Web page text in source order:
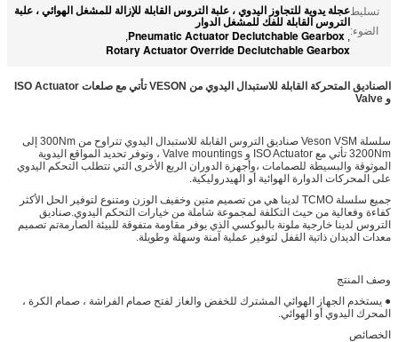
تسليط
الضوء:
عجلة يدوية للتجاوز اليدوي ، علبة التروس القابلة للإزالة للمشغل الهوائي ، علبة
التروس القابلة للفك للمشغل الدوار
,
Pneumatic Actuator Declutchable Gearbox
,
Rotary Actuator Override Declutchable Gearbox
الصناديق المتحركة القابلة للاستبدال اليدوي من VESON تأتي مع صلعات ISO Actuator
و Valve
سلسلة Veson VSM صناديق التروس القابلة للاستبدال اليدوي تتراوح من 300Nm إلى
3200Nm تأتي مع ISO Actuator و Valve mountings ، وتوفر تحديد المواقع اليدوية
الموثوقة والبسيطة للصمامات ،وأجهزة الدوران الربع الأخرى التي تتطلب التحكم اليدوي
على المحركات الدوارة الهوائية أو الهيدروليكية.
جميع سلسلة TCMO لدينا هي من تصميم متين وخفيف الوزن ومتنوع لتوفير الحل الأكثر
كفاءة وفعالية من حيث التكلفة لمجموعة شاملة من خيارات التحكم اليدوي.صناديق
التروس لدينا خارجية ملونة بالبوكسي الذي يوفر مقاومة متفوقة للبيئة الصارمةتم تصميم
معدات الديدان ذاتية القفل لتوفير عملية آمنة وسهلة وطويلة.
وصف المنتج
● يستخدم الجهاز الهوائي المشترك للخفض والغاز لفتح صمام الفراشة ، صمام الكرة ،
المحرك اليدوي أو الهوائي.
الخصائص